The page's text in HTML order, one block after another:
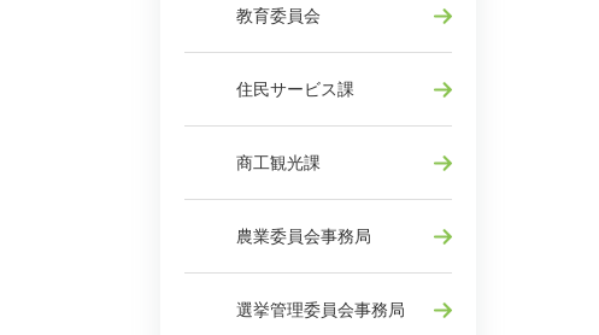
教育委員会
住民サービス課
商工観光課
農業委員会事務局
選挙管理委員会事務局